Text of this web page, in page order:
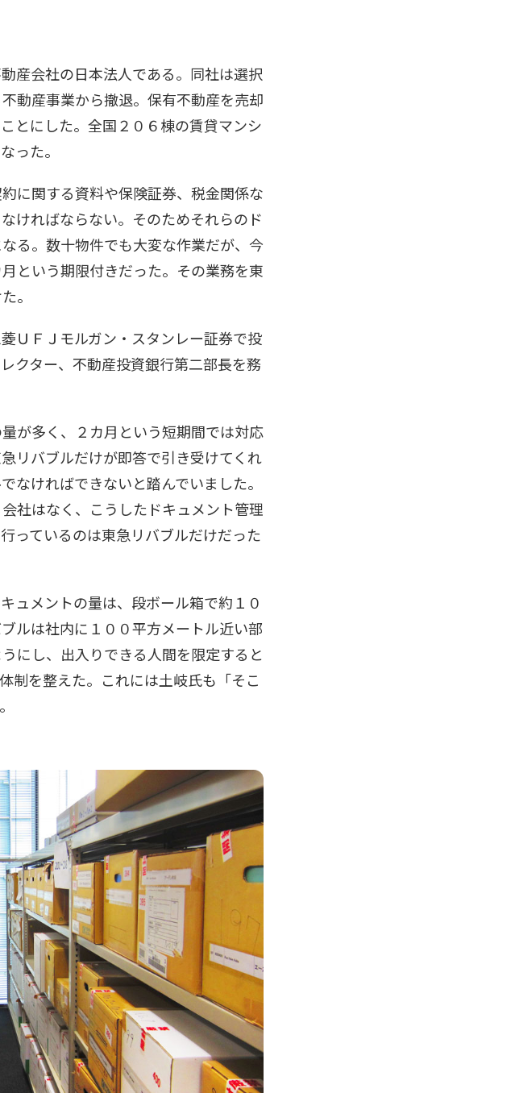
産会社の日本法人である。同社は選択
動産事業から撤退。保有不動産を売却
とにした。全国２０６棟の賃貸マンシ
った。
に関する資料や保険証券、税金関係な
ければならない。そのためそれらのド
る。数十物件でも大変な作業だが、今
という期限付きだった。その業務を東
。
ＵＦＪモルガン・スタンレー証券で投
クター、不動産投資銀行第二部長を務
が多く、２カ月という短期間では対応
リバブルだけが即答で引き受けてくれ
なければできないと踏んでいました。
社はなく、こうしたドキュメント管理
っているのは東急リバブルだけだった
ュメントの量は、段ボール箱で約１０
ルは社内に１００平方メートル近い部
にし、出入りできる人間を限定すると
制を整えた。これには土岐氏も「そこ